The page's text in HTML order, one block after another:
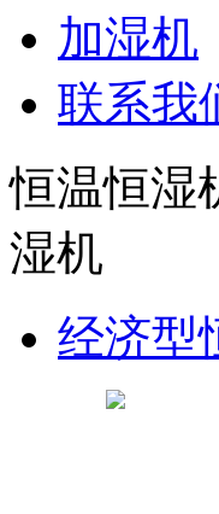
加湿机
联系我
恒温恒湿
湿机
经济型